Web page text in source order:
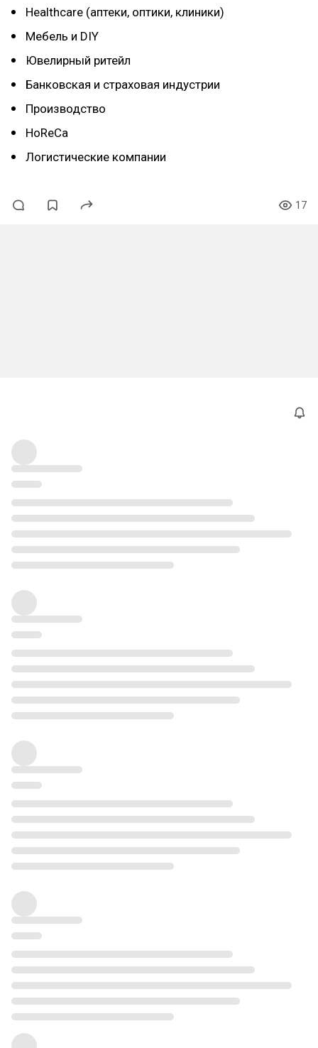
Healthcare (аптеки, оптики, клиники)
Мебель и DIY
Ювелирный ритейл
Банковская и страховая индустрии
Производство
HoReCa
Логистические компании
17